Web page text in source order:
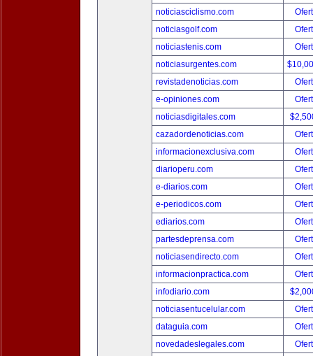
noticiasciclismo.com
noticiasgolf.com
noticiastenis.com
noticiasurgentes.com
revistadenoticias.com
e-opiniones.com
noticiasdigitales.com
cazadordenoticias.com
informacionexclusiva.com
diarioperu.com
e-diarios.com
e-periodicos.com
ediarios.com
partesdeprensa.com
noticiasendirecto.com
informacionpractica.com
infodiario.com
noticiasentucelular.com
dataguia.com
novedadeslegales.com